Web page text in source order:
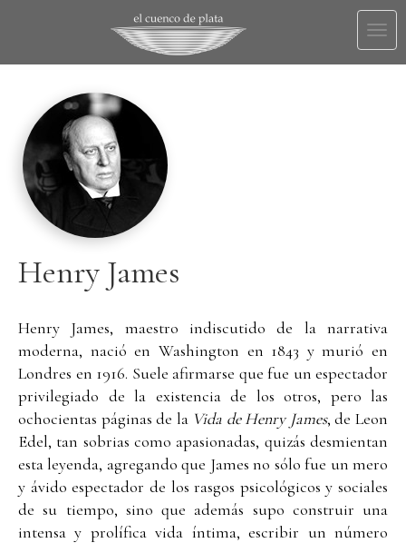
Henry James
Henry James, maestro indiscutido de la narrativa
moderna, nació en Washington en 1843 y murió en
Londres en 1916. Suele afirmarse que fue un espectador
privilegiado de la existencia de los otros, pero las
ochocientas páginas de la Vida de Henry James, de Leon
Edel, tan sobrias como apasionadas, quizás desmientan
esta leyenda, agregando que James no sólo fue un mero
y ávido espectador de los rasgos psicológicos y sociales
de su tiempo, sino que además supo construir una
intensa y prolífica vida íntima, escribir un número